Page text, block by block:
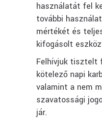
használatát fel
további
mértékét és
kifogásolt
Felhívjuk tisztelt
kötelező napi
valamint a nem
szavatossági
jár.